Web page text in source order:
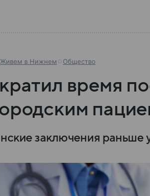
Живем в Нижнем Общество
время
заключения раньше